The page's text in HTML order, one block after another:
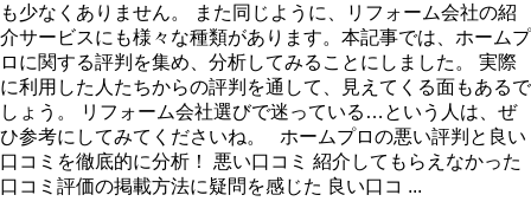
も少なくありません。 また同じように、リフォーム会社の紹
介サービスにも様々な種類があります。本記事では、ホームプ
ロに関する評判を集め、分析してみることにしました。 実際
に利用した人たちからの評判を通して、見えてくる面もあるで
しょう。 リフォーム会社選びで迷っている…という人は、ぜ
ひ参考にしてみてくださいね。 ホームプロの悪い評判と良い
口コミを徹底的に分析！ 悪い口コミ 紹介してもらえなかった
口コミ評価の掲載方法に疑問を感じた 良い口コ ...